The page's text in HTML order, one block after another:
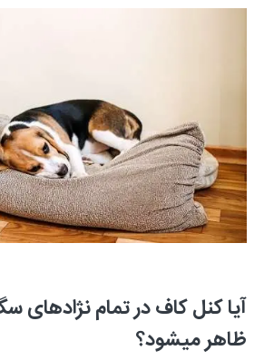
آیا کنل کاف در تمام
ظاهر میشود؟